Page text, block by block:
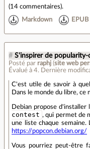
(14 commentaires).
Markdown EPUB
# S'inspirer de popularity-
Posté par raphj (site web
Évalué à 4. Dernière
C'est utile de savoir à
Dans le monde du libre, ce
Debian propose d'installer
contest , qui permet de
une liste chaque
https://popcon.debian.org/
Vous pourriez peut-être